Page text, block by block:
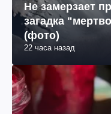
Не замерзает
загадка
(фото)
22 часа назад